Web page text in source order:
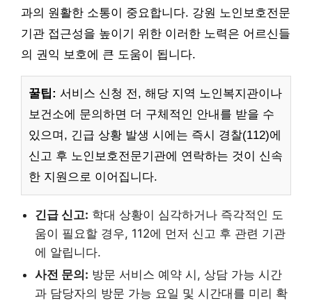
과의 원활한 소통이 중요합니다. 강원 노인보호전문
기관 접근성을 높이기 위한 이러한 노력은 어르신들
의 권익 보호에 큰 도움이 됩니다.
꿀팁: 서비스 신청 전, 해당 지역 노인복지관이나
보건소에 문의하면 더 구체적인 안내를 받을 수
있으며, 긴급 상황 발생 시에는 즉시 경찰(112)에
신고 후 노인보호전문기관에 연락하는 것이 신속
한 지원으로 이어집니다.
긴급 신고: 학대 상황이 심각하거나 즉각적인 도
움이 필요할 경우, 112에 먼저 신고 후 관련 기관
에 알립니다.
사전 문의: 방문 서비스 예약 시, 상담 가능 시간
과 담당자의 방문 가능 요일 및 시간대를 미리 확